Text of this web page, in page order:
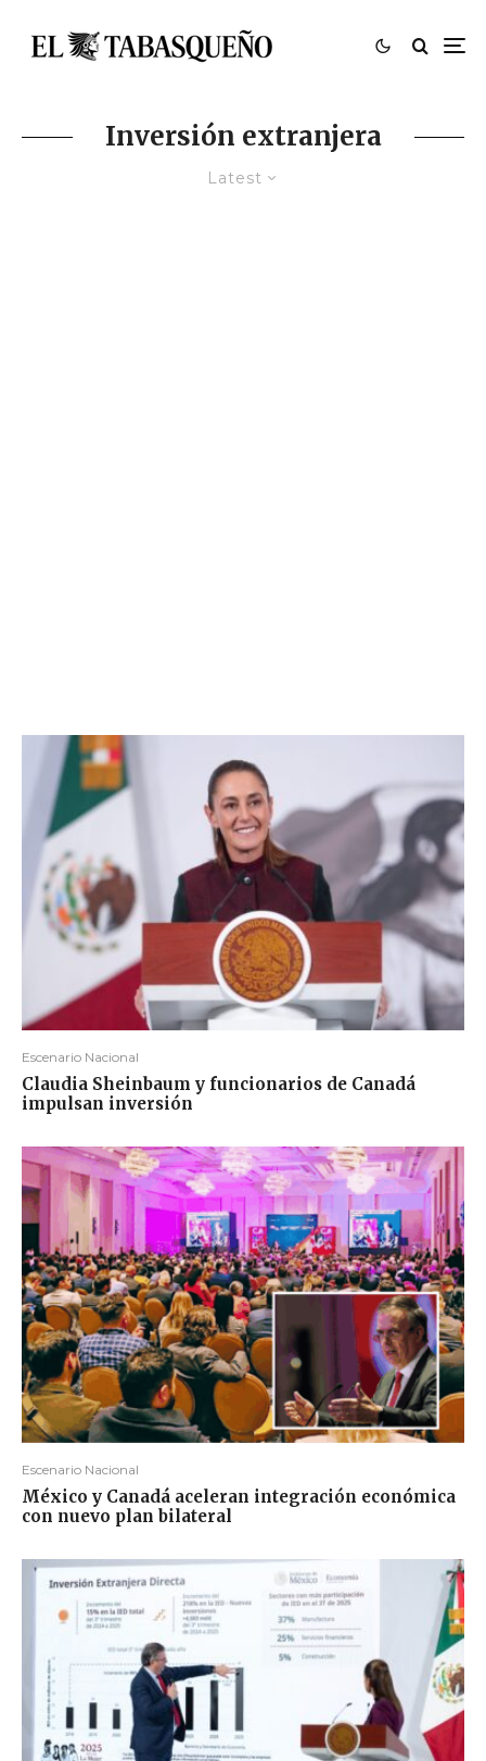
Inversión extranjera
Latest
Escenario Nacional
Claudia Sheinbaum y funcionarios de Canadá
impulsan inversión
Escenario Nacional
México y Canadá aceleran integración económica
con nuevo plan bilateral